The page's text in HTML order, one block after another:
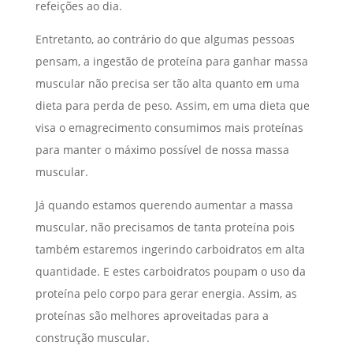
refeições ao dia.
Entretanto, ao contrário do que algumas pessoas
pensam, a ingestão de proteína para ganhar massa
muscular não precisa ser tão alta quanto em uma
dieta para perda de peso. Assim, em uma dieta que
visa o emagrecimento consumimos mais proteínas
para manter o máximo possível de nossa massa
muscular.
Já quando estamos querendo aumentar a massa
muscular, não precisamos de tanta proteína pois
também estaremos ingerindo carboidratos em alta
quantidade. E estes carboidratos poupam o uso da
proteína pelo corpo para gerar energia. Assim, as
proteínas são melhores aproveitadas para a
construção muscular.